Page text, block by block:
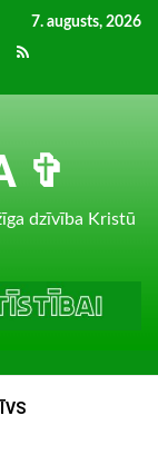
7. augusts, 2026
RSS
✞
dzīvība Kristū